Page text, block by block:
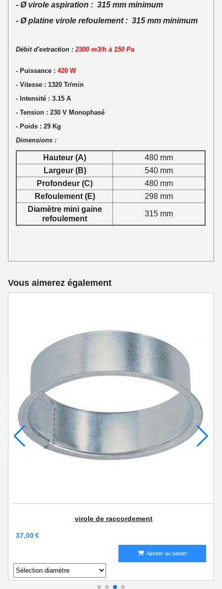
- Ø virole aspiration : 315 mm minimum
- Ø platine virole refoulement : 315 mm minimum
Débit d'extraction :2300 m3/h à 150 Pa
- Puissance :420 W
- Vitesse : 1320 Tr/min
- Intensité : 3.15 A
- Tension : 230 V Monophasé
- Poids : 29 Kg
Dimensions :
Hauteur (A)
480 mm
Largeur (B)
540 mm
Profondeur (C)
480 mm
Refoulement (E)
298 mm
Diamètre mini gaine
refoulement
315 mm
Vous aimerez également
Sectionneur cadenassable
125,00€